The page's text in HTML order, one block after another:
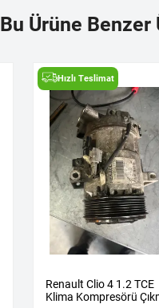
Bu Ürüne Benzer
Hızlı Teslimat
Renault Clio 4 1.2 TCE
Klima Kompresörü